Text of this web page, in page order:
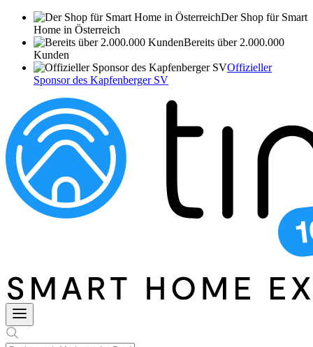
Der Shop für Smart
Home in Österreich
Bereits über 2.000.000
Kunden
Offizieller
Sponsor des Kapfenberger SV